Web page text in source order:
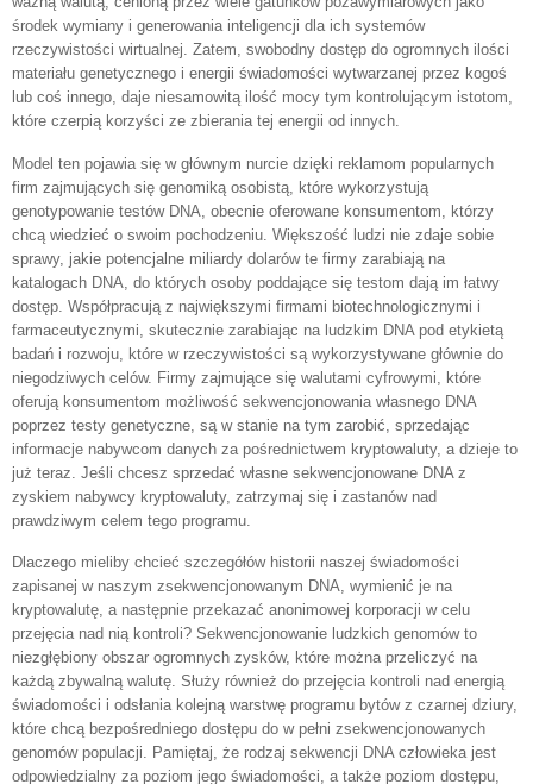
środek wymiany i generowania inteligencji dla ich systemów
rzeczywistości wirtualnej. Zatem, swobodny dostęp do ogromnych ilości
materiału genetycznego i energii świadomości wytwarzanej przez kogoś
lub coś innego, daje niesamowitą ilość mocy tym kontrolującym istotom,
które czerpią korzyści ze zbierania tej energii od innych.
Model ten pojawia się w głównym nurcie dzięki reklamom popularnych
firm zajmujących się genomiką osobistą, które wykorzystują
genotypowanie testów DNA, obecnie oferowane konsumentom, którzy
chcą wiedzieć o swoim pochodzeniu. Większość ludzi nie zdaje sobie
sprawy, jakie potencjalne miliardy dolarów te firmy zarabiają na
katalogach DNA, do których osoby poddające się testom dają im łatwy
dostęp. Współpracują z największymi firmami biotechnologicznymi i
farmaceutycznymi, skutecznie zarabiając na ludzkim DNA pod etykietą
badań i rozwoju, które w rzeczywistości są wykorzystywane głównie do
niegodziwych celów. Firmy zajmujące się walutami cyfrowymi, które
oferują konsumentom możliwość sekwencjonowania własnego DNA
poprzez testy genetyczne, są w stanie na tym zarobić, sprzedając
informacje nabywcom danych za pośrednictwem kryptowaluty, a dzieje to
już teraz. Jeśli chcesz sprzedać własne sekwencjonowane DNA z
zyskiem nabywcy kryptowaluty, zatrzymaj się i zastanów nad
prawdziwym celem tego programu.
Dlaczego mieliby chcieć szczegółów historii naszej świadomości
zapisanej w naszym zsekwencjonowanym DNA, wymienić je na
kryptowalutę, a następnie przekazać anonimowej korporacji w celu
przejęcia nad nią kontroli? Sekwencjonowanie ludzkich genomów to
niezgłębiony obszar ogromnych zysków, które można przeliczyć na
każdą zbywalną walutę. Służy również do przejęcia kontroli nad energią
świadomości i odsłania kolejną warstwę programu bytów z czarnej dziury,
które chcą bezpośredniego dostępu do w pełni zsekwencjonowanych
genomów populacji. Pamiętaj, że rodzaj sekwencji DNA człowieka jest
odpowiedzialny za poziom jego świadomości, a także poziom dostępu,